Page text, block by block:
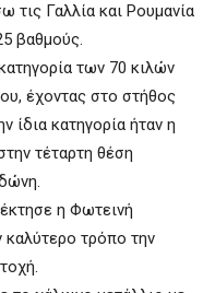
τις Γαλλία και Ρουμανία
βαθμούς.
των 70 κιλών
έχοντας στο στήθος
ίδια κατηγορία ήταν η
τέταρτη θέση
η Φωτεινή
τρόπο την